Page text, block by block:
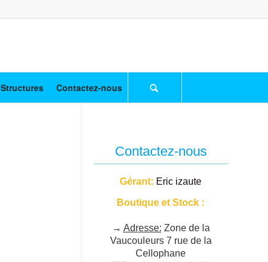
Structures Contactez-nous
Contactez-nous
Gérant: Eric izaute
Boutique et Stock :
→ Adresse: Zone de la
Vaucouleurs 7 rue de la
Cellophane